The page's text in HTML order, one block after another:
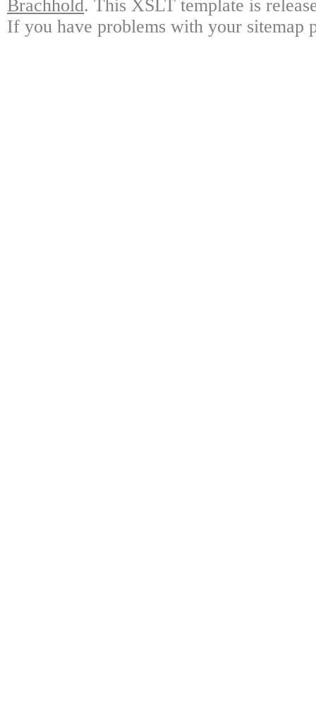
Brachhold. This XSLT template is
If you have problems with your sitemap